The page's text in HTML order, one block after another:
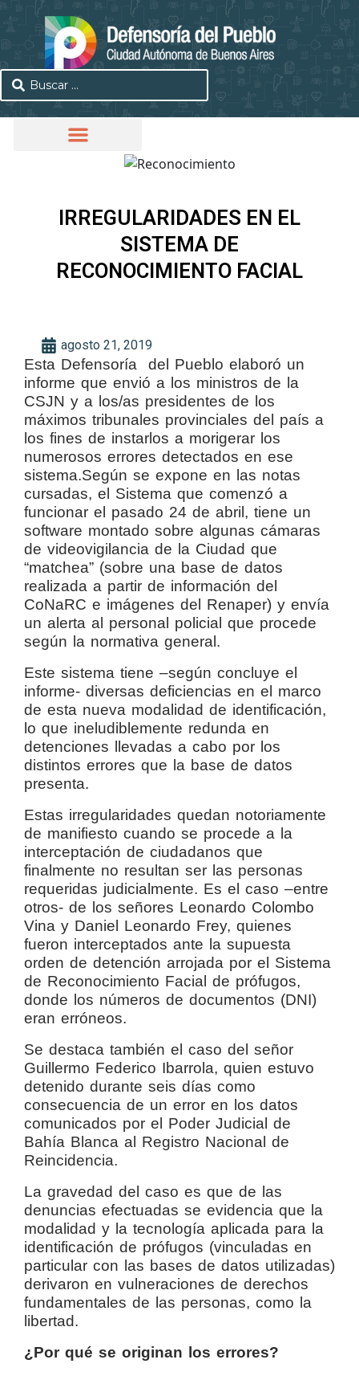
IRREGULARIDADES EN EL
SISTEMA DE
RECONOCIMIENTO FACIAL
agosto 21, 2019
Esta Defensoría del Pueblo elaboró un
informe que envió a los ministros de la
CSJN y a los/as presidentes de los
máximos tribunales provinciales del país a
los fines de instarlos a morigerar los
numerosos errores detectados en ese
sistema.Según se expone en las notas
cursadas, el Sistema que comenzó a
funcionar el pasado 24 de abril, tiene un
software montado sobre algunas cámaras
de videovigilancia de la Ciudad que
“matchea” (sobre una base de datos
realizada a partir de información del
CoNaRC e imágenes del Renaper) y envía
un alerta al personal policial que procede
según la normativa general.
Este sistema tiene –según concluye el
informe- diversas deficiencias en el marco
de esta nueva modalidad de identificación,
lo que ineludiblemente redunda en
detenciones llevadas a cabo por los
distintos errores que la base de datos
presenta.
Estas irregularidades quedan notoriamente
de manifiesto cuando se procede a la
interceptación de ciudadanos que
finalmente no resultan ser las personas
requeridas judicialmente. Es el caso –entre
otros- de los señores Leonardo Colombo
Vina y Daniel Leonardo Frey, quienes
fueron interceptados ante la supuesta
orden de detención arrojada por el Sistema
de Reconocimiento Facial de prófugos,
donde los números de documentos (DNI)
eran erróneos.
Se destaca también el caso del señor
Guillermo Federico Ibarrola, quien estuvo
detenido durante seis días como
consecuencia de un error en los datos
comunicados por el Poder Judicial de
Bahía Blanca al Registro Nacional de
Reincidencia.
La gravedad del caso es que de las
denuncias efectuadas se evidencia que la
modalidad y la tecnología aplicada para la
identificación de prófugos (vinculadas en
particular con las bases de datos utilizadas)
derivaron en vulneraciones de derechos
fundamentales de las personas, como la
libertad.
¿Por qué se originan los errores?